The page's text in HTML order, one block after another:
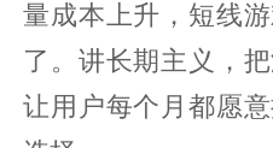
量成本上升，短线
了。讲长期主义，
让用户每个月都愿